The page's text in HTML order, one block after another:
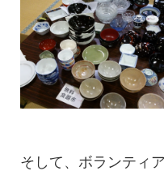
そして、ボランティ